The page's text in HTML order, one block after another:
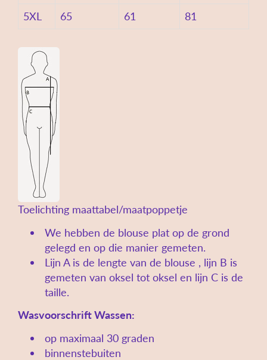
5XL
65 61 81
Toelichting maattabel/maatpoppetje
We hebben de blouse plat op de grond
gelegd en op die manier gemeten.
Lijn A is de lengte van de blouse , lijn B is
gemeten van oksel tot oksel en lijn C is de
taille.
WasvoorschriftWassen:
op maximaal 30 graden
binnenstebuiten